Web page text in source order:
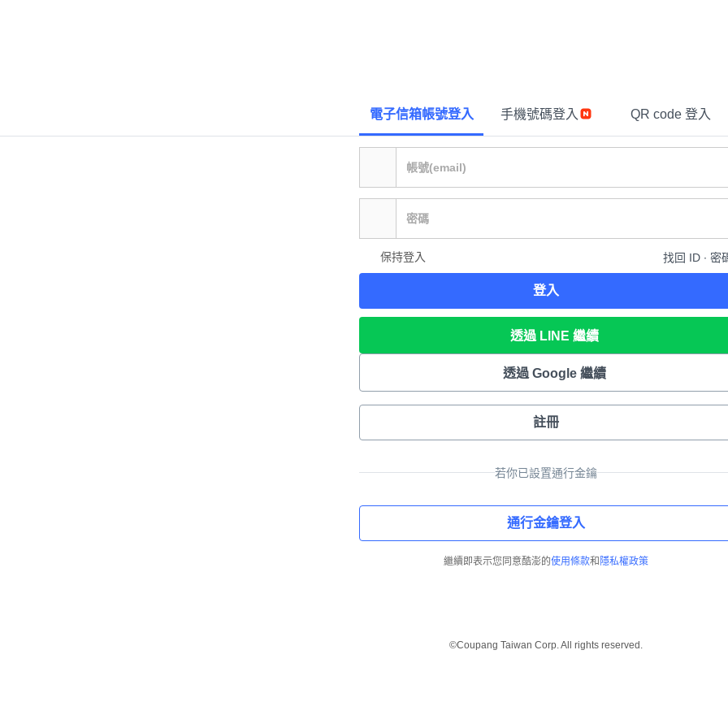
電子信箱帳號登入 手機號碼登入 QR code 登入
保持登入 找回 ID ∙ 密
登入
透過 LINE 繼續
透過 Google 繼續
註冊
若你已設置通行金鑰
通行金鑰登入
繼續即表示您同意酷澎的使用條款和 隱私權政策
©Coupang Taiwan Corp. All rights reserved.